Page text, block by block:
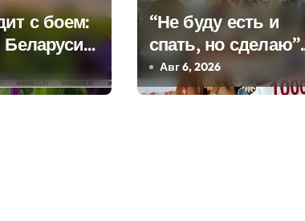
с боем:
Беларуси
дожди и
“Не буду есть и
спать, но сделаю”.
Мастерица из
Молодечно о 50-
Авг 6, 2026